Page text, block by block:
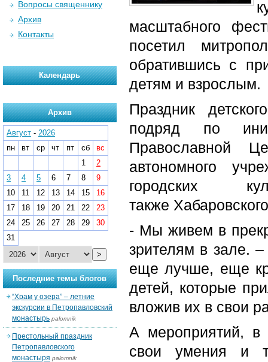
масштабного
посетил
обратившись с
детям и взрослым.
Праздник
подряд по
Православной
автономного
городских
также
- Мы живем в
зрителям в зале.
еще лучше, еще
детей, которые
вложив их в свои
А мероприятий, в
свои умения и
Вопросы священнику
Архив
Контакты
Календарь
Архив
Август - 2026
пн
вт ср чт пт сб
вс
1
2
3
4 5 6 7 8
9
10
11 12 13 14 15
16
17
18 19 20 21 22
23
24
25 26 27 28 29
30
31
>
Последние темы блогов
“Храм у озера” – летние
экскурсии в Петропавловский
монастырь palomnik
Престольный праздник
Петропавловского
монастыря palomnik